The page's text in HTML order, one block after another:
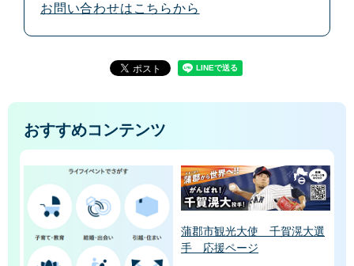
お問い合わせはこちらから
おすすめコンテンツ
蒲郡市観光大使 千賀滉大選
手 応援ページ